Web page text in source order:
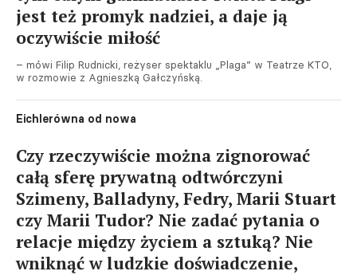
jest też promyk nadziei, a daje ją
oczywiście miłość
– mówi Filip Rudnicki, reżyser spektaklu „Plaga” w Teatrze KTO,
w rozmowie z Agnieszką Gałczyńską.
Eichlerówna od nowa
Czy rzeczywiście można zignorować
całą sferę prywatną odtwórczyni
Szimeny, Balladyny, Fedry, Marii Stuart
czy Marii Tudor? Nie zadać pytania o
relacje między życiem a sztuką? Nie
wniknąć w ludzkie doświadczenie,